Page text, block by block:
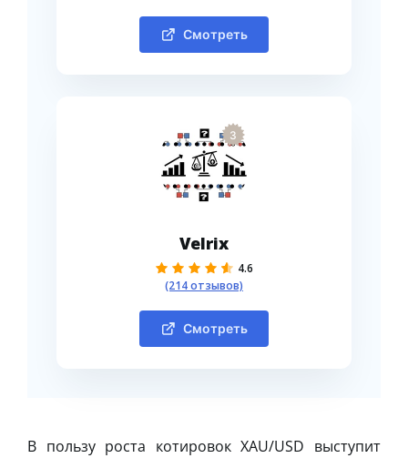
Смотреть
3
Velrix
4.6
(214 отзывов)
Смотреть
В пользу роста котировок XAU/USD выступит